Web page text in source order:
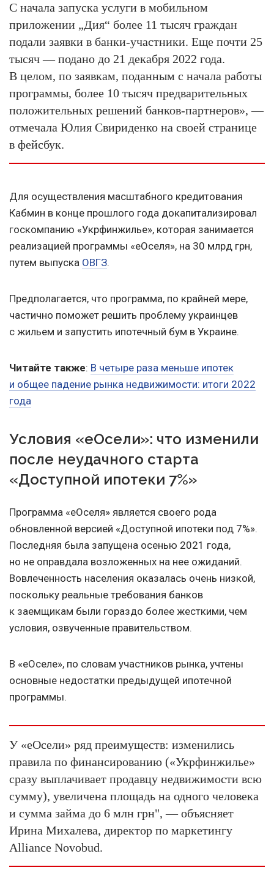
С начала запуска услуги в мобильном
приложении „Дия“ более 11 тысяч граждан
подали заявки в банки-участники. Еще почти 25
тысяч — подано до 21 декабря 2022 года.
В целом, по заявкам, поданным с начала работы
программы, более 10 тысяч предварительных
положительных решений банков-партнеров», —
отмечала Юлия Свириденко на своей странице
в фейсбук.
Для осуществления масштабного кредитования
Кабмин в конце прошлого года докапитализировал
госкомпанию «Укрфинжилье», которая занимается
реализацией программы «еОселя», на 30 млрд грн,
путем выпуска ОВГЗ.
Предполагается, что программа, по крайней мере,
частично поможет решить проблему украинцев
с жильем и запустить ипотечный бум в Украине.
Читайте также: В четыре раза меньше ипотек
и общее падение рынка недвижимости: итоги 2022
года
Условия «еОсели»: что изменили
после неудачного старта
«Доступной ипотеки 7%»
Программа «еОселя» является своего рода
обновленной версией «Доступной ипотеки под 7%».
Последняя была запущена осенью 2021 года,
но не оправдала возложенных на нее ожиданий.
Вовлеченность населения оказалась очень низкой,
поскольку реальные требования банков
к заемщикам были гораздо более жесткими, чем
условия, озвученные правительством.
В «еОселе», по словам участников рынка, учтены
основные недостатки предыдущей ипотечной
программы.
У «еОсели» ряд преимуществ: изменились
правила по финансированию («Укрфинжилье»
сразу выплачивает продавцу недвижимости всю
сумму), увеличена площадь на одного человека
и сумма займа до 6 млн грн", — объясняет
Ирина Михалева, директор по маркетингу
Alliance Novobud.